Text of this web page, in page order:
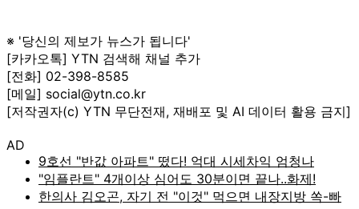
※ '당신의 제보가 뉴스가 됩니다'
[카카오톡] YTN 검색해 채널 추가
[전화] 02-398-8585
[메일] social@ytn.co.kr
[저작권자(c) YTN 무단전재, 재배포 및 AI 데이터 활용 금지]
AD